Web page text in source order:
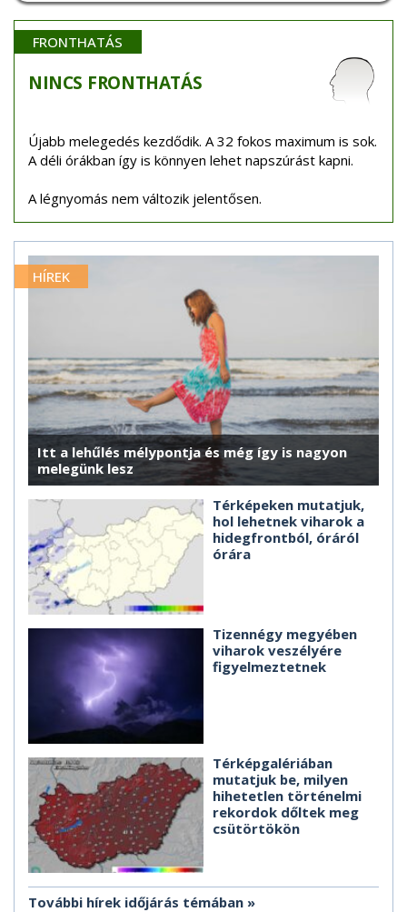
FRONTHATÁS
NINCS FRONTHATÁS
Újabb melegedés kezdődik. A 32 fokos maximum is sok.
A déli órákban így is könnyen lehet napszúrást kapni.
A légnyomás nem változik jelentősen.
HÍREK
Itt a lehűlés mélypontja és még így is nagyon
melegünk lesz
Térképeken mutatjuk,
hol lehetnek viharok a
hidegfrontból, óráról
órára
Tizennégy megyében
viharok veszélyére
figyelmeztetnek
Térképgalériában
mutatjuk be, milyen
hihetetlen történelmi
rekordok dőltek meg
csütörtökön
További hírek időjárás témában